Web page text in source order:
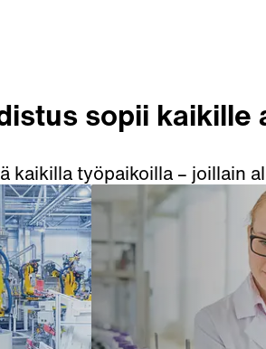
sopii kaikille
kaikilla työpaikoilla –
erilaisissa